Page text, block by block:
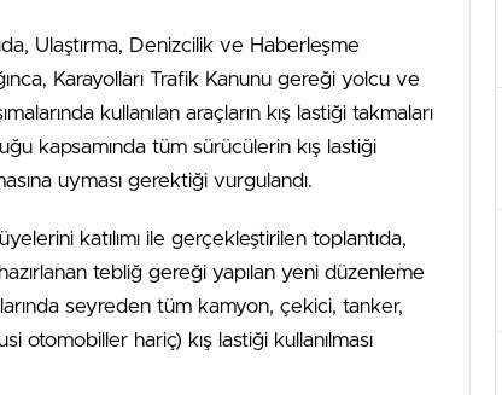
Ulaştırma, Denizcilik ve Haberleşme
Karayolları Trafik Kanunu gereği yolcu ve
kullanılan araçların kış lastiği takmaları
kapsamında tüm sürücülerin kış lastiği
uyması gerektiği vurgulandı.
katılımı ile gerçekleştirilen toplantıda,
tebliğ gereği yapılan yeni düzenleme
seyreden tüm kamyon, çekici, tanker,
hariç) kış lastiği kullanılması